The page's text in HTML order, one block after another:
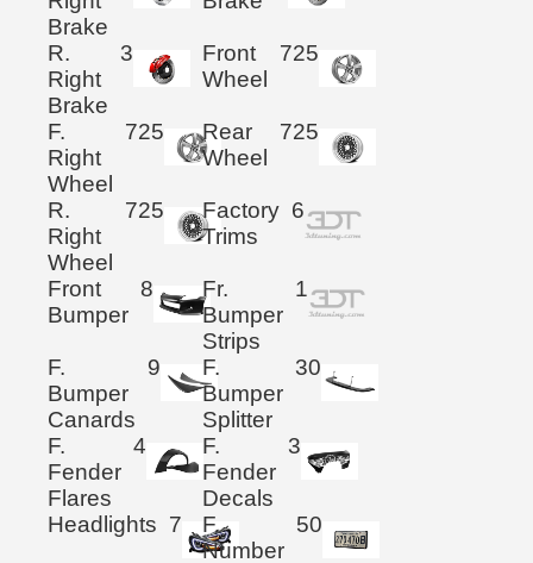
Brake
R.
Right
Brake
3
Front
Wheel
725
F.
Right
Wheel
725
Rear
Wheel
725
R.
Right
Wheel
725
Factory
Trims
6
Front
Bumper
8
Fr.
Bumper
Strips
1
F.
Bumper
Canards
9
F.
Bumper
Splitter
30
F.
Fender
Flares
4
F.
Fender
Decals
3
Headlights 7
F.
Number
50